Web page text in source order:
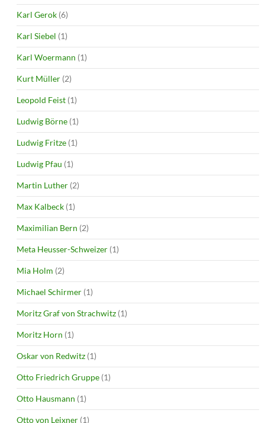
Karl Gerok (6)
Karl Siebel (1)
Karl Woermann (1)
Kurt Müller (2)
Leopold Feist (1)
Ludwig Börne (1)
Ludwig Fritze (1)
Ludwig Pfau (1)
Martin Luther (2)
Max Kalbeck (1)
Maximilian Bern (2)
Meta Heusser-Schweizer (1)
Mia Holm (2)
Michael Schirmer (1)
Moritz Graf von Strachwitz (1)
Moritz Horn (1)
Oskar von Redwitz (1)
Otto Friedrich Gruppe (1)
Otto Hausmann (1)
Otto von Leixner (1)